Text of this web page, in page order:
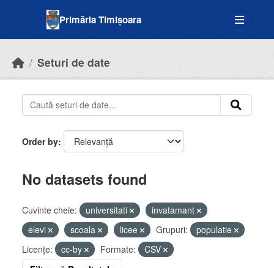
Primăria Timișoara
Seturi de date
Order by
No datasets found
Cuvinte cheie: universitati
invatamant
elevi
scoala licee Grupuri:
populatie
Licenţe:
cc-by Formate:
CSV